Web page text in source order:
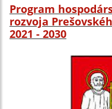
Program
rozvoja
2021 - 2030